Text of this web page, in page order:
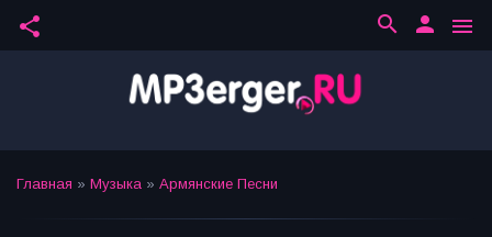
share menu
person
search
Главная » Музыка » Армянские Песни